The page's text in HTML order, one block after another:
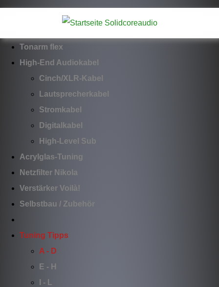
Philips CDM1 /
Tonarm flex
High-End Audiokabel
Cinch/XLR-Kabel
Lautsprecherkabel
Stromkabel
Digitalkabel
High-Level Sub
Acrylglas-Tuning
Netzfilter Nikola
Verstärker Voilà!
Selbstbau / Zubehör
Tuning Tipps
A - D
E - H
I - L